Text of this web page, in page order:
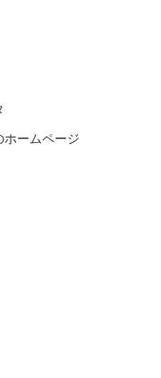
ームページ